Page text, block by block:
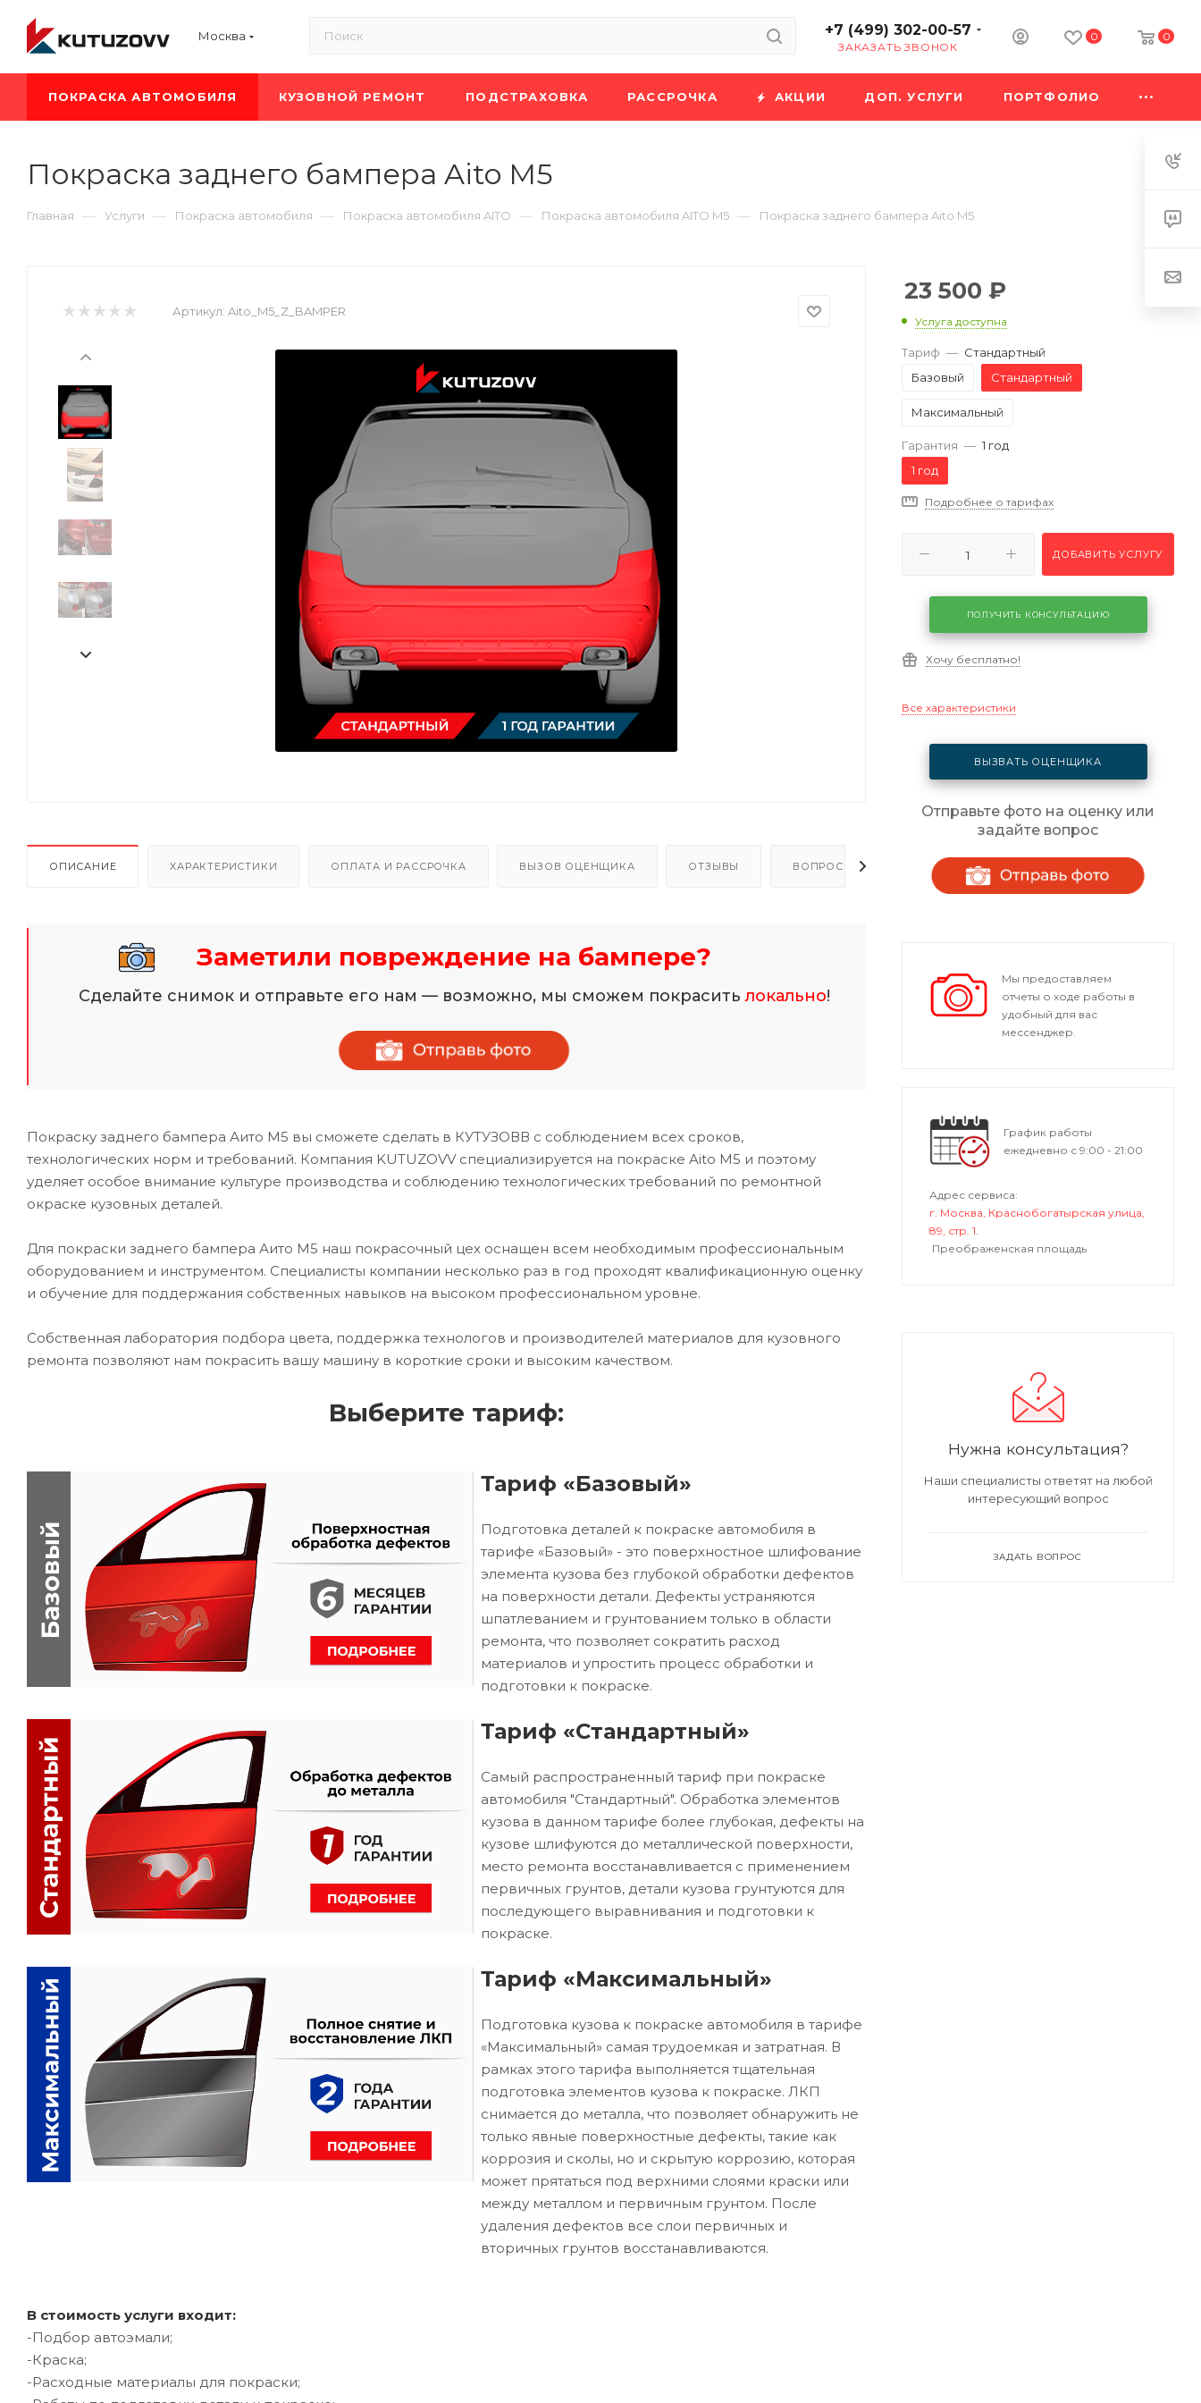
Москва +7 (499) 302-00-57
ЗАКАЗАТЬ ЗВОНОК
0 0
ПОКРАСКА АВТОМОБИЛЯ КУЗОВНОЙ РЕМОНТ ПОДСТРАХОВКА РАССРОЧКА АКЦИИ ДОП. УСЛУГИ ПОРТФОЛИО
Покраска заднего бампера Aito M5
Главная — Услуги — Покраска автомобиля — Покраска автомобиля AITO — Покраска автомобиля AITO M5 — Покраска заднего бампера Aito M5
Артикул: Aito_M5_Z_BAMPER
ОПИСАНИЕ ХАРАКТЕРИСТИКИ ОПЛАТА И РАССРОЧКА ВЫЗОВ ОЦЕНЩИКА ОТЗЫВЫ ВОПРОСЫ - ОТВЕТЫ
Заметили повреждение на бампере?
Сделайте снимок и отправьте его нам — возможно, мы сможем покраситьлокально!
Покраску заднего бампера Аито М5 вы сможете сделать в КУТУЗОВВ с соблюдением всех сроков,
технологических норм и требований. Компания KUTUZOVV специализируется на покраске Aito M5 и поэтому
уделяет особое внимание культуре производства и соблюдению технологических требований по ремонтной
окраске кузовных деталей.
Для покраски заднего бампера Аито М5 наш покрасочный цех оснащен всем необходимым профессиональным
оборудованием и инструментом. Специалисты компании несколько раз в год проходят квалификационную оценку
и обучение для поддержания собственных навыков на высоком профессиональном уровне.
Собственная лаборатория подбора цвета, поддержка технологов и производителей материалов для кузовного
ремонта позволяют нам покрасить вашу машину в короткие сроки и высоким качеством.
Выберите тариф:
Тариф «Базовый»
Подготовка деталей к покраске автомобиля в
тарифе «Базовый» - это поверхностное шлифование
элемента кузова без глубокой обработки дефектов
на поверхности детали. Дефекты устраняются
шпатлеванием и грунтованием только в области
ремонта, что позволяет сократить расход
материалов и упростить процесс обработки и
подготовки к покраске.
Тариф «Стандартный»
Самый распространенный тариф при покраске
автомобиля "Стандартный". Обработка элементов
кузова в данном тарифе более глубокая, дефекты на
кузове шлифуются до металлической поверхности,
место ремонта восстанавливается с применением
первичных грунтов, детали кузова грунтуются для
последующего выравнивания и подготовки к
покраске.
Тариф «Максимальный»
Подготовка кузова к покраске автомобиля в тарифе
«Максимальный» самая трудоемкая и затратная. В
рамках этого тарифа выполняется тщательная
подготовка элементов кузова к покраске. ЛКП
снимается до металла, что позволяет обнаружить не
только явные поверхностные дефекты, такие как
коррозия и сколы, но и скрытую коррозию, которая
может прятаться под верхними слоями краски или
между металлом и первичным грунтом. После
удаления дефектов все слои первичных и
вторичных грунтов восстанавливаются.
В стоимость услуги входит:
-Подбор автоэмали;
-Краска;
-Расходные материалы для покраски;
23 500 ₽
Услуга доступна
Тариф — Стандартный
Базовый
Стандартный
Максимальный
Гарантия — 1 год
1 год
Подробнее о тарифах
ДОБАВИТЬ УСЛУГУ
ПОЛУЧИТЬ КОНСУЛЬТАЦИЮ
Хочу бесплатно!
Все характеристики
ВЫЗВАТЬ ОЦЕНЩИКА
Отправьте фото на оценку или
задайте вопрос
Мы предоставляем
отчеты о ходе работы в
удобный для вас
мессенджер.
График работы
ежедневно с 9:00 - 21:00
Адрес сервиса:
г. Москва, Краснобогатырская улица,
89, стр. 1.
Преображенская площадь
Нужна консультация?
Наши специалисты ответят на любой
интересующий вопрос
ЗАДАТЬ ВОПРОС